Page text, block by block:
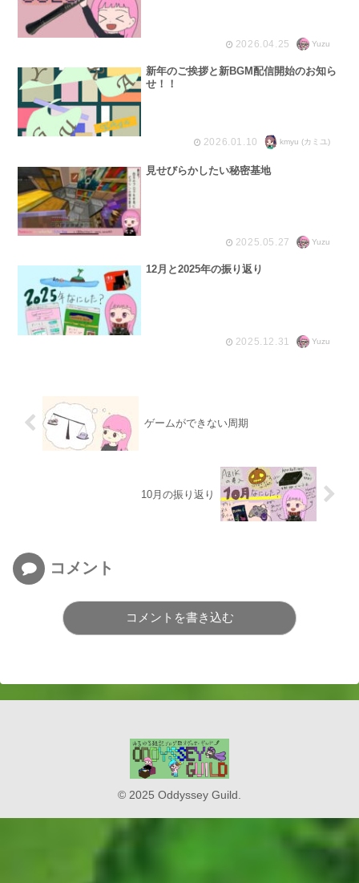
2026.04.25 Yuzu
新年のご挨拶と新BGM配信開始のお知ら
せ！！
2026.01.10 kmyu (カミユ)
見せびらかしたい秘密基地
2025.05.27 Yuzu
12月と2025年の振り返り
2025.12.31 Yuzu
ゲームができない周期
10月の振り返り
コメント
コメントを書き込む
© 2025 Oddyssey Guild.